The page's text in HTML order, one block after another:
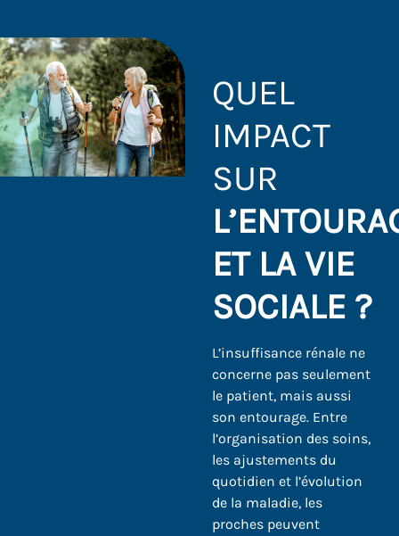
QUEL
IMPACT
SUR
ET LA VIE
SOCIALE ?
L’insuffisance rénale ne
concerne pas seulement
le patient, mais aussi
son entourage. Entre
l’organisation des soins,
les ajustements du
quotidien et l’évolution
de la maladie, les
proches peuvent